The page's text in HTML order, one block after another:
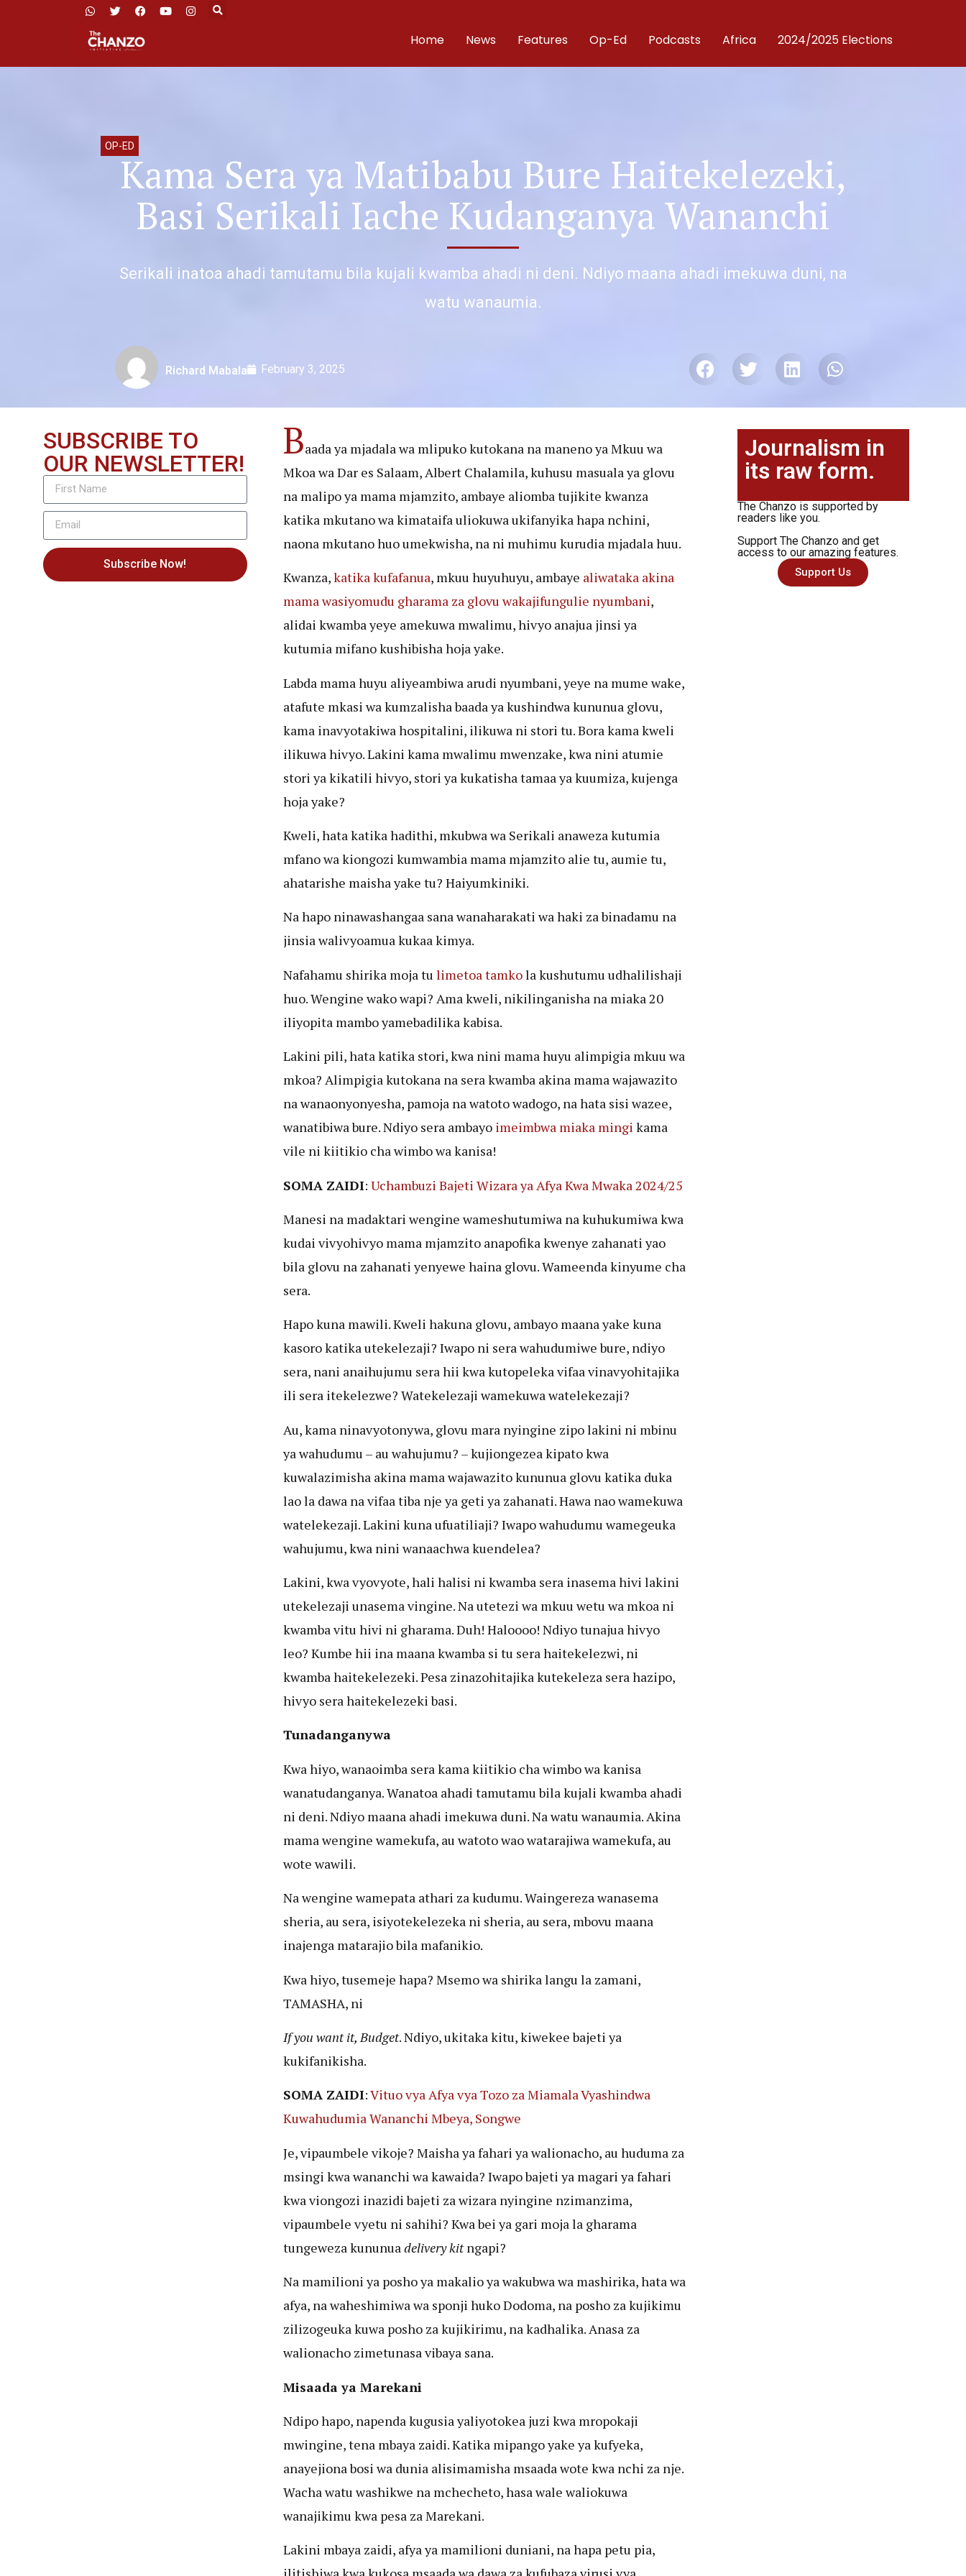
Home News Features Op-Ed Podcasts Africa 2024/2025 Elections
OP-ED
Kama Sera ya Matibabu Bure Haitekelezeki,
Basi Serikali Iache Kudanganya Wananchi
Serikali inatoa ahadi tamutamu bila kujali kwamba ahadi ni deni. Ndiyo maana ahadi imekuwa duni, na
watu wanaumia.
Richard Mabala February 3, 2025
SUBSCRIBE TO
OUR NEWSLETTER!
Subscribe Now!
Baada ya mjadala wa mlipuko kutokana na maneno ya Mkuu wa
Mkoa wa Dar es Salaam, Albert Chalamila, kuhusu masuala ya glovu
na malipo ya mama mjamzito, ambaye aliomba tujikite kwanza
katika mkutano wa kimataifa uliokuwa ukifanyika hapa nchini,
naona mkutano huo umekwisha, na ni muhimu kurudia mjadala huu.
Kwanza,katika kufafanua, mkuu huyuhuyu, ambaye aliwataka akina
mama wasiyomudu gharama za glovu wakajifungulie nyumbani,
alidai kwamba yeye amekuwa mwalimu, hivyo anajua jinsi ya
kutumia mifano kushibisha hoja yake.
Labda mama huyu aliyeambiwa arudi nyumbani, yeye na mume wake,
atafute mkasi wa kumzalisha baada ya kushindwa kununua glovu,
kama inavyotakiwa hospitalini, ilikuwa ni stori tu. Bora kama kweli
ilikuwa hivyo. Lakini kama mwalimu mwenzake, kwa nini atumie
stori ya kikatili hivyo, stori ya kukatisha tamaa ya kuumiza, kujenga
hoja yake?
Kweli, hata katika hadithi, mkubwa wa Serikali anaweza kutumia
mfano wa kiongozi kumwambia mama mjamzito alie tu, aumie tu,
ahatarishe maisha yake tu? Haiyumkiniki.
Na hapo ninawashangaa sana wanaharakati wa haki za binadamu na
jinsia walivyoamua kukaa kimya.
Nafahamu shirika moja tu limetoa tamkola kushutumu udhalilishaji
huo. Wengine wako wapi? Ama kweli, nikilinganisha na miaka 20
iliyopita mambo yamebadilika kabisa.
Lakini pili, hata katika stori, kwa nini mama huyu alimpigia mkuu wa
mkoa? Alimpigia kutokana na sera kwamba akina mama wajawazito
na wanaonyonyesha, pamoja na watoto wadogo, na hata sisi wazee,
wanatibiwa bure. Ndiyo sera ambayo imeimbwa miaka mingi kama
vile ni kiitikio cha wimbo wa kanisa!
SOMA ZAIDI: Uchambuzi Bajeti Wizara ya Afya Kwa Mwaka 2024/25
Manesi na madaktari wengine wameshutumiwa na kuhukumiwa kwa
kudai vivyohivyo mama mjamzito anapofika kwenye zahanati yao
bila glovu na zahanati yenyewe haina glovu. Wameenda kinyume cha
sera.
Hapo kuna mawili. Kweli hakuna glovu, ambayo maana yake kuna
kasoro katika utekelezaji? Iwapo ni sera wahudumiwe bure, ndiyo
sera, nani anaihujumu sera hii kwa kutopeleka vifaa vinavyohitajika
ili sera itekelezwe? Watekelezaji wamekuwa watelekezaji?
Au, kama ninavyotonywa, glovu mara nyingine zipo lakini ni mbinu
ya wahudumu – au wahujumu? – kujiongezea kipato kwa
kuwalazimisha akina mama wajawazito kununua glovu katika duka
lao la dawa na vifaa tiba nje ya geti ya zahanati. Hawa nao wamekuwa
watelekezaji. Lakini kuna ufuatiliaji? Iwapo wahudumu wamegeuka
wahujumu, kwa nini wanaachwa kuendelea?
Lakini, kwa vyovyote, hali halisi ni kwamba sera inasema hivi lakini
utekelezaji unasema vingine. Na utetezi wa mkuu wetu wa mkoa ni
kwamba vitu hivi ni gharama. Duh! Haloooo! Ndiyo tunajua hivyo
leo? Kumbe hii ina maana kwamba si tu sera haitekelezwi, ni
kwamba haitekelezeki. Pesa zinazohitajika kutekeleza sera hazipo,
hivyo sera haitekelezeki basi.
Tunadanganywa
Kwa hiyo, wanaoimba sera kama kiitikio cha wimbo wa kanisa
wanatudanganya. Wanatoa ahadi tamutamu bila kujali kwamba ahadi
ni deni. Ndiyo maana ahadi imekuwa duni. Na watu wanaumia. Akina
mama wengine wamekufa, au watoto wao watarajiwa wamekufa, au
wote wawili.
Na wengine wamepata athari za kudumu. Waingereza wanasema
sheria, au sera, isiyotekelezeka ni sheria, au sera, mbovu maana
inajenga matarajio bila mafanikio.
Kwa hiyo, tusemeje hapa? Msemo wa shirika langu la zamani,
TAMASHA, ni
If you want it, Budget. Ndiyo, ukitaka kitu, kiwekee bajeti ya
kukifanikisha.
SOMA ZAIDI:Vituo vya Afya vya Tozo za Miamala Vyashindwa
Kuwahudumia Wananchi Mbeya, Songwe
Je, vipaumbele vikoje? Maisha ya fahari ya walionacho, au huduma za
msingi kwa wananchi wa kawaida? Iwapo bajeti ya magari ya fahari
kwa viongozi inazidi bajeti za wizara nyingine nzimanzima,
vipaumbele vyetu ni sahihi? Kwa bei ya gari moja la gharama
tungeweza kununuadelivery kitngapi?
Na mamilioni ya posho ya makalio ya wakubwa wa mashirika, hata wa
afya, na waheshimiwa wa sponji huko Dodoma, na posho za kujikimu
zilizogeuka kuwa posho za kujikirimu, na kadhalika. Anasa za
walionacho zimetunasa vibaya sana.
Misaada ya Marekani
Ndipo hapo, napenda kugusia yaliyotokea juzi kwa mropokaji
mwingine, tena mbaya zaidi. Katika mipango yake ya kufyeka,
anayejiona bosi wa dunia alisimamisha msaada wote kwa nchi za nje.
Wacha watu washikwe na mchecheto, hasa wale waliokuwa
wanajikimu kwa pesa za Marekani.
Lakini mbaya zaidi, afya ya mamilioni duniani, na hapa petu pia,
Journalism in
its raw form.
The Chanzo is supported by
readers like you.
Support The Chanzo and get
access to our amazing features.
Support Us